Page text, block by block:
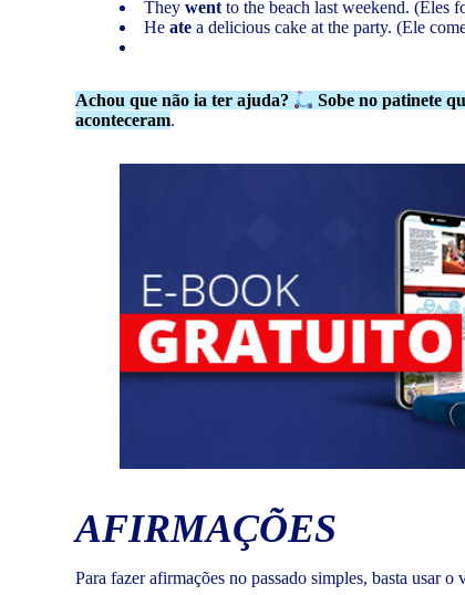
They went to the beach last weekend. (Eles
He ate a delicious cake at the party. (Ele
Achou que não ia ter ajuda? Sobe no patinete
aconteceram.
AFIRMAÇÕES
Para fazer afirmações no passado simples, basta usar